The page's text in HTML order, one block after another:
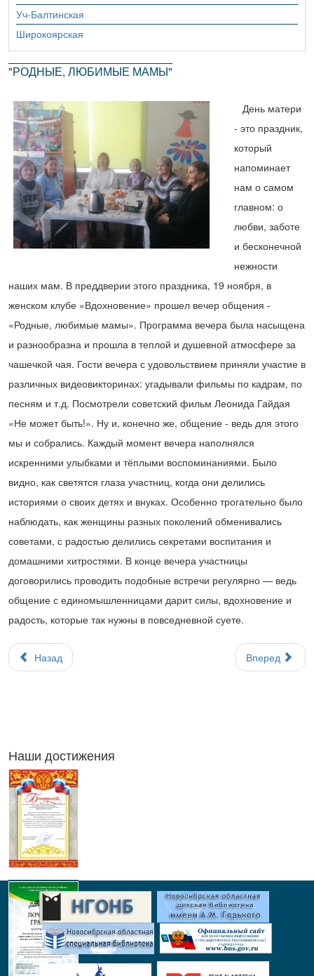
Уч-Балтинская
Широкоярская
"РОДНЫЕ, ЛЮБИМЫЕ МАМЫ"
День матери
- это праздник,
который
напоминает
нам о самом
главном: о
любви, заботе
и бесконечной
нежности
наших мам. В преддверии этого праздника, 19 ноября, в
женском клубе «Вдохновение» прошел вечер общения -
«Родные, любимые мамы». Программа вечера была насыщена
и разнообразна и прошла в теплой и душевной атмосфере за
чашечкой чая. Гости вечера с удовольствием приняли участие в
различных видеовикторинах: угадывали фильмы по кадрам, по
песням и т.д. Посмотрели советский фильм Леонида Гайдая
«Не может быть!». Ну и, конечно же, общение - ведь для этого
мы и собрались. Каждый момент вечера наполнялся
искренними улыбками и тёплыми воспоминаниями. Было
видно, как светятся глаза участниц, когда они делились
историями о своих детях и внуках. Особенно трогательно было
наблюдать, как женщины разных поколений обменивались
советами, с радостью делились секретами воспитания и
домашними хитростями. В конце вечера участницы
договорились проводить подобные встречи регулярно — ведь
общение с единомышленницами дарит силы, вдохновение и
радость, которые так нужны в повседневной суете.
Назад Вперед
Наши достижения